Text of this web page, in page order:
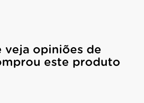
veja opiniões de
este produto